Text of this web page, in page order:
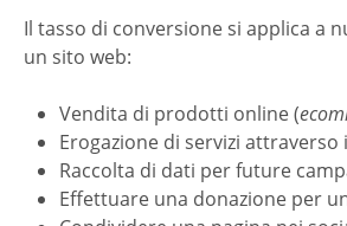
Il tasso di conversione si applica a
un sito web:
Vendita di prodotti online (
Erogazione di servizi attraverso
Raccolta di dati per future
Effettuare una donazione per